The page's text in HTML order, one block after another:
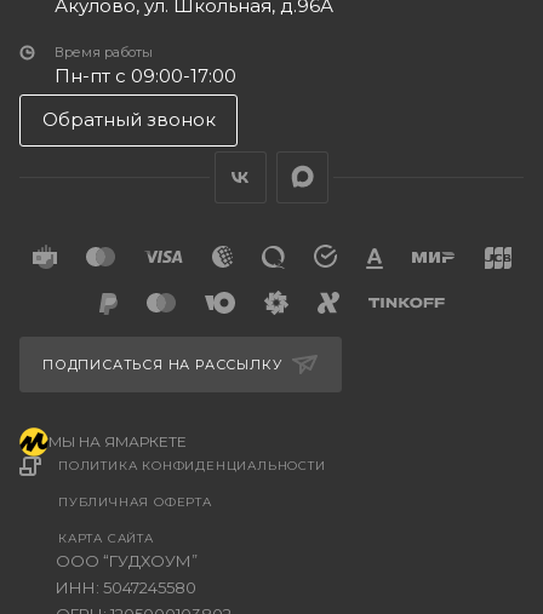
Акулово, ул. Школьная, д.96А
Время работы
Пн-пт с 09:00-17:00
Обратный звонок
ООО “ГУДХОУМ”
ИНН: 5047245580
ПОЛИТИКА КОНФИДЕНЦИАЛЬНОСТИ
ПУБЛИЧНАЯ ОФЕРТА
КАРТА САЙТА
ПОДПИСАТЬСЯ НА РАССЫЛКУ
МЫ НА ЯМАРКЕТЕ